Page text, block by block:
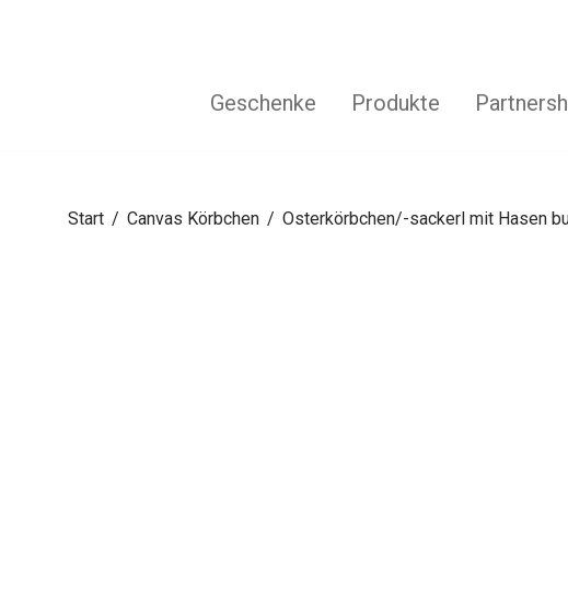
Geschenke Produkte
Start / Canvas Körbchen / Osterkörbchen/-sackerl mit Hasen